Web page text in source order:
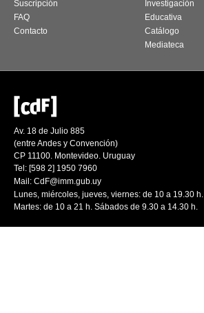
Suscripción
FAQ
Contacto
Investigación
Educativa
Catálogo
Mediateca
Av. 18 de Julio 885
(entre Andes y Convención)
CP 11100. Montevideo. Uruguay
Tel: [598 2] 1950 7960
Mail: CdF@imm.gub.uy
Lunes, miércoles, jueves, viernes: de 10 a 19.30 h.
Martes: de 10 a 21 h. Sábados de 9.30 a 14.30 h.